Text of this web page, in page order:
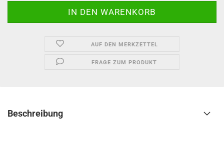
AUF DEN MERKZETTEL
FRAGE ZUM PRODUKT
Beschreibung